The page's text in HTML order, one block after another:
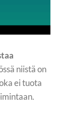
niistä on
ei tuota